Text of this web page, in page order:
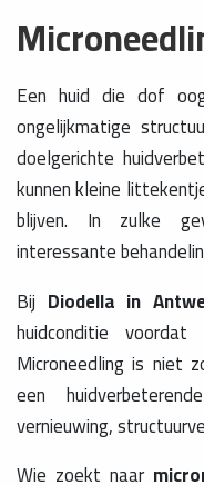
Een huid die dof
ongelijkmatige
doelgerichte
kunnen kleine
blijven. In zulke
interessante
Bij Diodella in
huidconditie
Microneedling is niet
een
vernieuwing,
Wie zoekt naar